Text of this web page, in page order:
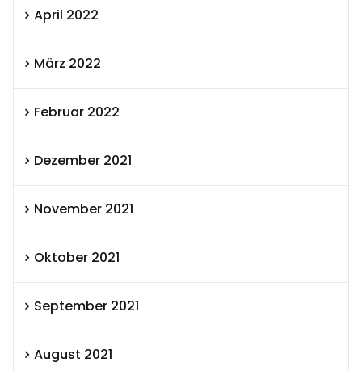
April 2022
März 2022
Februar 2022
Dezember 2021
November 2021
Oktober 2021
September 2021
August 2021